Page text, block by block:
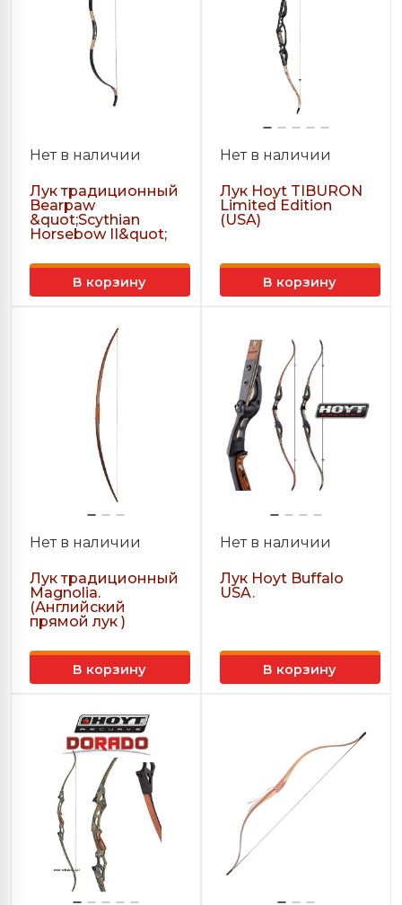
Нет в наличии
Лук традиционный
Bearpaw
&quot;Scythian
Horsebow II&quot;
В корзину
Нет в наличии
Лук Hoyt TIBURON
Limited Edition
(USA)
В корзину
Нет в наличии
Лук традиционный
Magnolia.
(Английский
прямой лук )
В корзину
Нет в наличии
Лук Hoyt Buffalo
USA.
В корзину